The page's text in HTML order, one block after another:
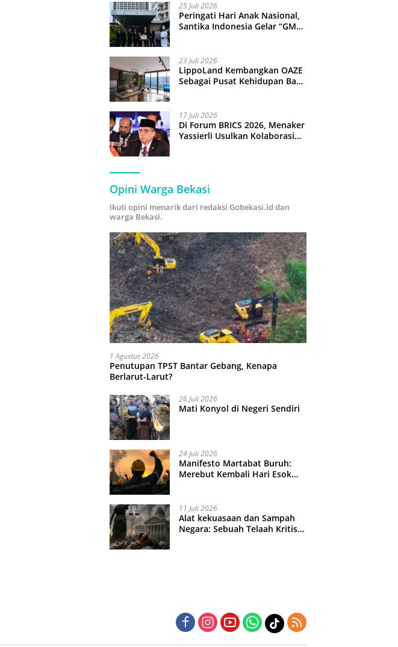
25 Juli 2026
Peringati Hari Anak Nasional,
Santika Indonesia Gelar “GM
23 Juli 2026
LippoLand Kembangkan OAZE
Sebagai Pusat Kehidupan Baru
17 Juli 2026
Di Forum BRICS 2026, Menaker
Yassierli Usulkan Kolaborasi
Opini Warga Bekasi
Ikuti opini menarik dari redaksi Gobekasi.id dan
warga Bekasi.
1 Agustus 2026
Penutupan TPST Bantar Gebang, Kenapa
Berlarut-Larut?
26 Juli 2026
Mati Konyol di Negeri Sendiri
24 Juli 2026
Manifesto Martabat Buruh:
Merebut Kembali Hari Esok
11 Juli 2026
Alat kekuasaan dan Sampah
Negara: Sebuah Telaah Kritis